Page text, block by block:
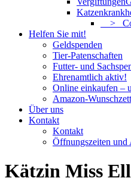
>
Helfen Sie mit!
Geldspenden
Tier-Patenschaften
Futter- und
Ehrenamtlich aktiv!
Online einkaufen –
Amazon-
Über uns
Kontakt
Kontakt
Öffnungszeiten und
Kätzin Miss